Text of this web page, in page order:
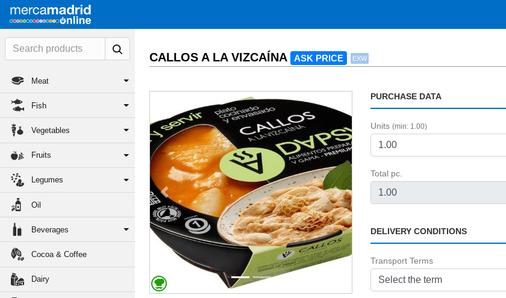
Meat
Fish
Vegetables
Fruits
Legumes
Oil
Beverages
Cocoa & Coffee
Dairy
CALLOS A LA VIZCAÍNA ASK PRICE EXW
Previous Next
PURCHASE DATA
Units(min: 1.00)
Total pc.
DELIVERY CONDITIONS
Transport Terms
Select the term